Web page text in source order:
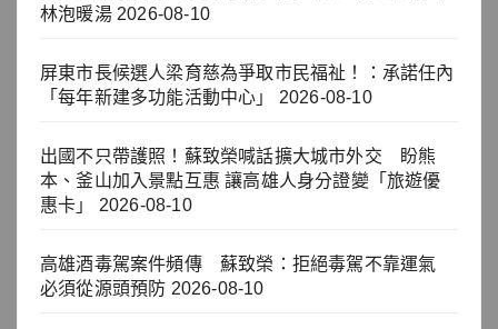
林泡暖湯 2026-08-10
屏東市長候選人梁育慈為爭取市民福祉！：承諾任內
「每年新建多功能活動中心」
2026-08-10
出國不只帶護照！蘇致榮喊話擴大城市外交 盼熊
本、釜山加入景點互惠 讓高雄人身分證變「旅遊優
惠卡」
2026-08-10
高雄酒毒駕案件頻傳 蘇致榮：拒絕毒駕不靠運氣
必須從源頭預防 2026-08-10